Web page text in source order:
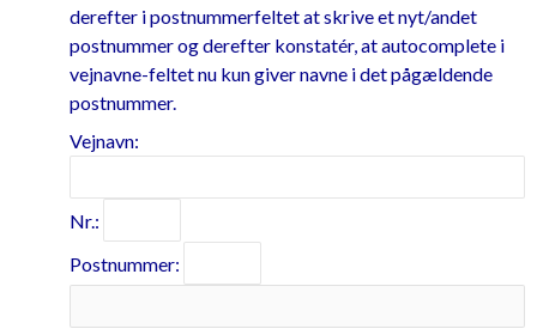
derefter i postnummerfeltet at skrive et nyt/andet
postnummer og derefter konstatér, at autocomplete i
vejnavne-feltet nu kun giver navne i det pågældende
postnummer.
Vejnavn:
Nr.:
Postnummer: